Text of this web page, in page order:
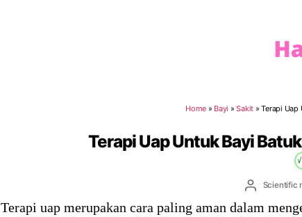
Home » Bayi »Sakit »Terapi Uap
Terapi Uap Untuk Bayi
PostScientific
Terapi uap merupakan cara paling aman dalam